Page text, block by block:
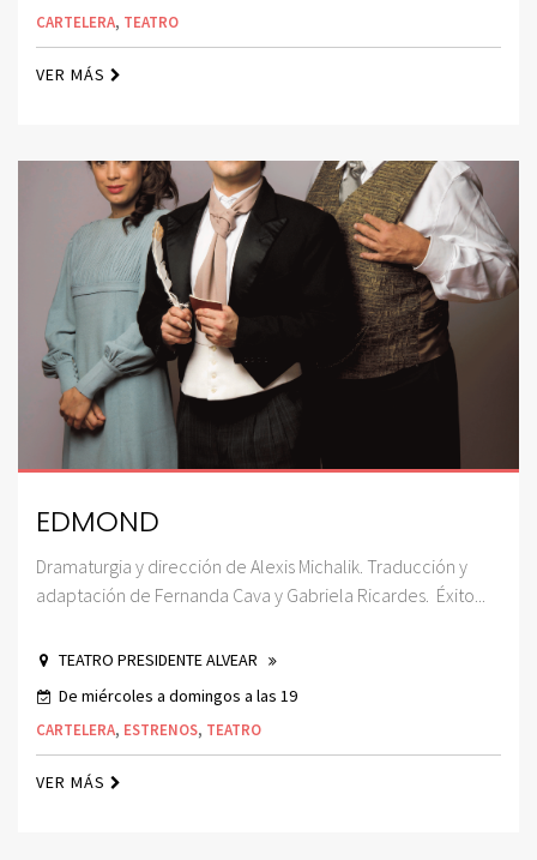
CARTELERA, TEATRO
VER MÁS
EDMOND
Dramaturgia y dirección de Alexis Michalik. Traducción y
adaptación de Fernanda Cava y Gabriela Ricardes. Éxito...
TEATRO PRESIDENTE ALVEAR
De miércoles a domingos a las 19
CARTELERA, ESTRENOS, TEATRO
VER MÁS